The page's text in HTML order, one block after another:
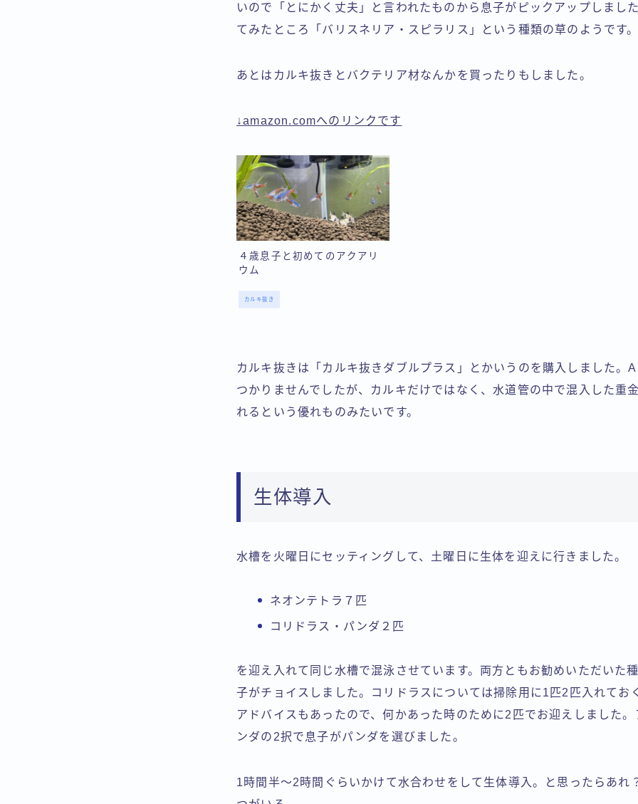
いので「とにかく丈夫」と言われたものから息子がピックアップしまし
てみたところ「バリスネリア・スピラリス」という種類の草のようです。
あとはカルキ抜きとバクテリア材なんかを買ったりもしました。
↓amazon.comへのリンクです
４歳息子と初めてのアクアリ
ウム
カルキ抜き
カルキ抜きは「カルキ抜きダブルプラス」とかいうのを購入しました。
つかりませんでしたが、カルキだけではなく、水道管の中で混入した重
れるという優れものみたいです。
生体導入
水槽を火曜日にセッティングして、土曜日に生体を迎えに行きました。
ネオンテトラ７匹
コリドラス・パンダ２匹
を迎え入れて同じ水槽で混泳させています。両方ともお勧めいただいた
子がチョイスしました。コリドラスについては掃除用に1匹2匹入れてお
アドバイスもあったので、何かあった時のために2匹でお迎えしました
ンダの2択で息子がパンダを選びました。
1時間半〜2時間ぐらいかけて水合わせをして生体導入。と思ったらあれ